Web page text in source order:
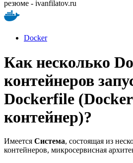
резюме - ivanfilatov.ru
Docker
Как несколько
контейнеров
Dockerfile (Docker
контейнер)?
Имеется Система, состоящая из
контейнеров, микросервисная